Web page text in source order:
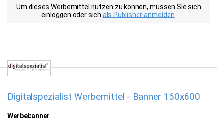
Um dieses Werbemittel nutzen zu können, müssen Sie sich
einloggen oder sich als Publisher anmelden
Digitalspezialist Werbemittel - Banner 160x600
Werbebanner